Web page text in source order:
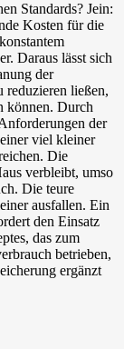
Standards? Jein:
Kosten für die
Daraus lässt sich
der
reduzieren ließen,
können. Durch
der
viel kleiner
Die
verbleibt, umso
Die teure
ausfallen. Ein
den Einsatz
das zum
betrieben,
ergänzt